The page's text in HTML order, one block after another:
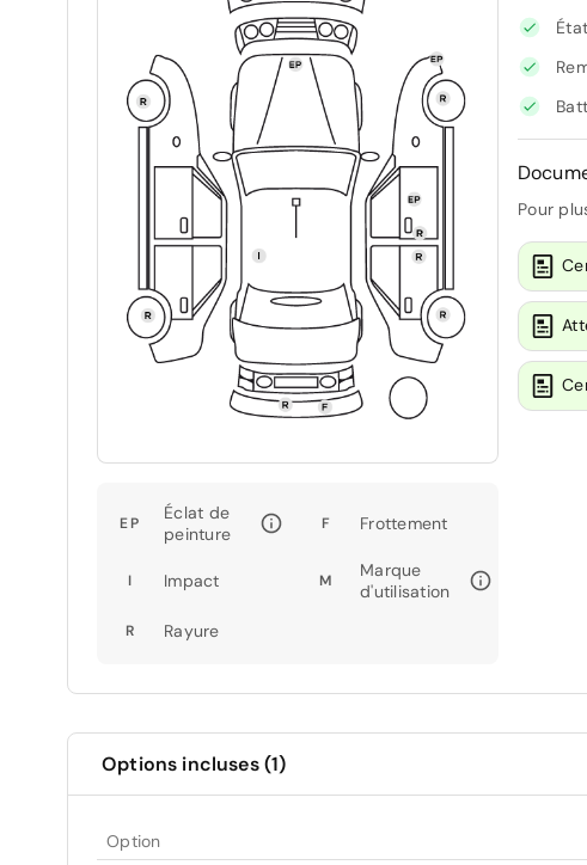
EP
Éclat de
peinture
F Frottement
I Impact M
Marque
d'utilisation
R Rayure
Pour
Options incluses (1)
Option